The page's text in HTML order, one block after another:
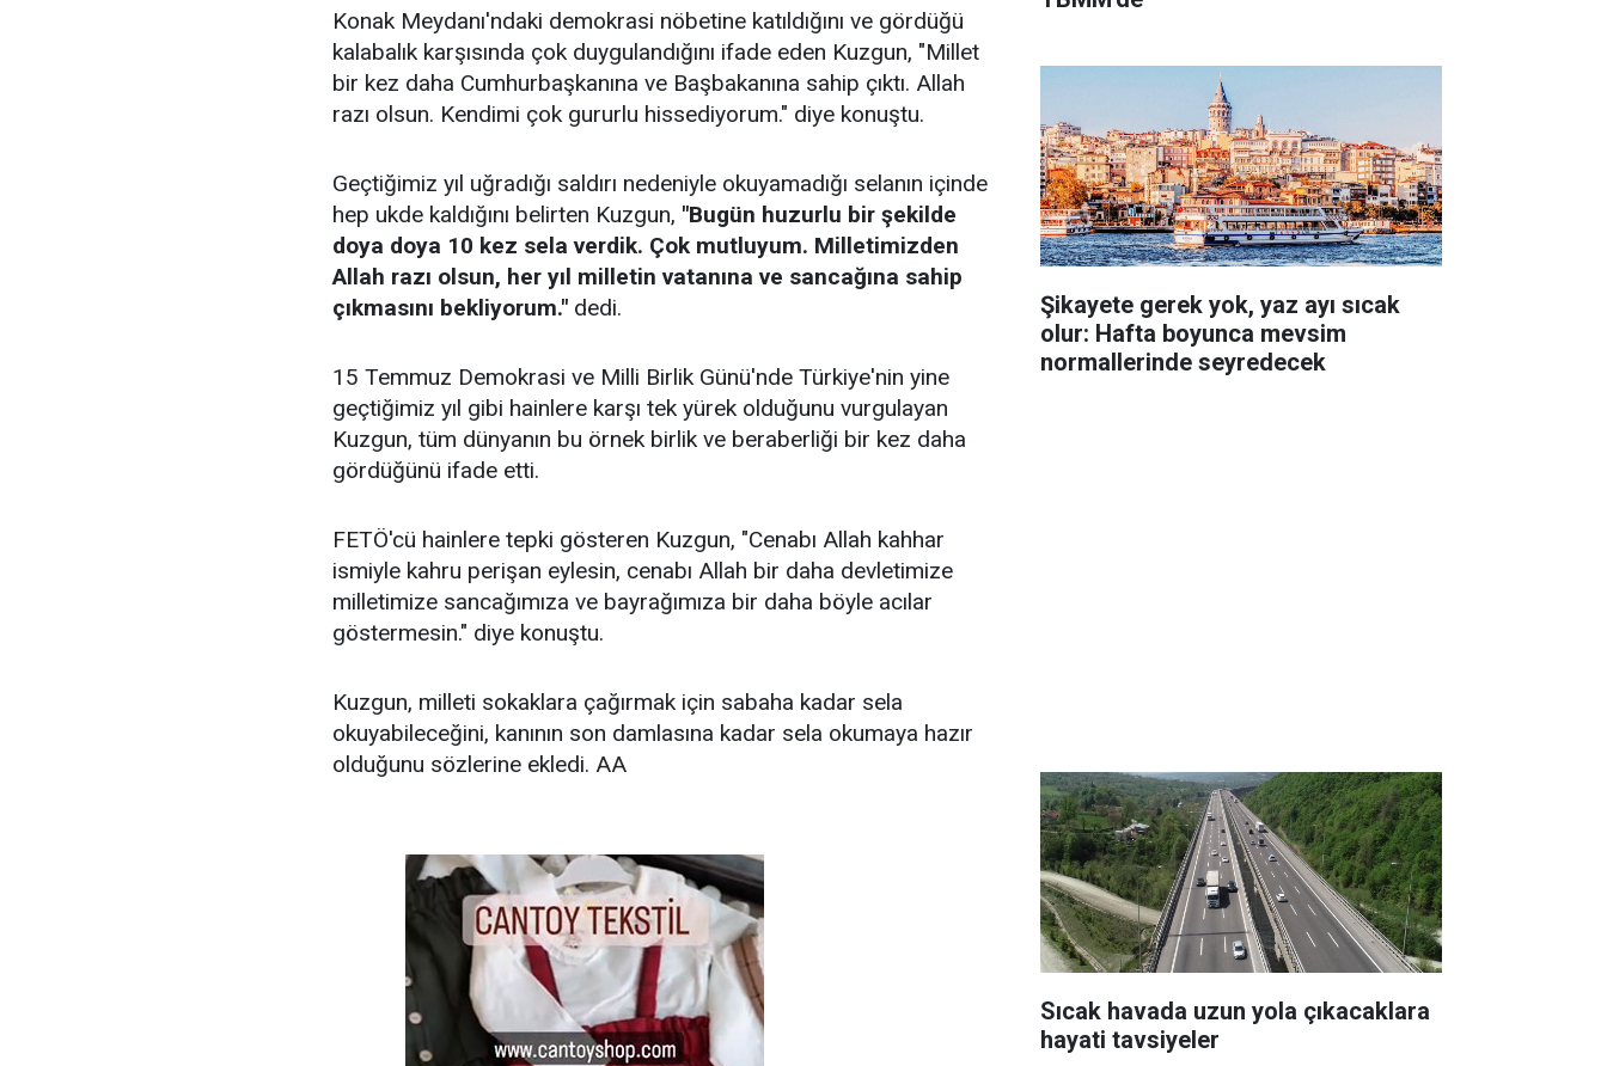
Konak Meydanı'ndaki demokrasi nöbetine katıldığını ve gördüğü
kalabalık karşısında çok duygulandığını ifade eden Kuzgun, "Millet
bir kez daha Cumhurbaşkanına ve Başbakanına sahip çıktı. Allah
razı olsun. Kendimi çok gururlu hissediyorum." diye konuştu.
Geçtiğimiz yıl uğradığı saldırı nedeniyle okuyamadığı selanın içinde
hep ukde kaldığını belirten Kuzgun, "Bugün huzurlu bir şekilde
doya doya 10 kez sela verdik. Çok mutluyum. Milletimizden
Allah razı olsun, her yıl milletin vatanına ve sancağına sahip
çıkmasını bekliyorum." dedi.
15 Temmuz Demokrasi ve Milli Birlik Günü'nde Türkiye'nin yine
geçtiğimiz yıl gibi hainlere karşı tek yürek olduğunu vurgulayan
Kuzgun, tüm dünyanın bu örnek birlik ve beraberliği bir kez daha
gördüğünü ifade etti.
FETÖ'cü hainlere tepki gösteren Kuzgun, "Cenabı Allah kahhar
ismiyle kahru perişan eylesin, cenabı Allah bir daha devletimize
milletimize sancağımıza ve bayrağımıza bir daha böyle acılar
göstermesin." diye konuştu.
Kuzgun, milleti sokaklara çağırmak için sabaha kadar sela
okuyabileceğini, kanının son damlasına kadar sela okumaya hazır
olduğunu sözlerine ekledi. AA
Şikayete gerek yok, yaz ayı sıcak
olur: Hafta boyunca mevsim
normallerinde seyredecek
Sıcak havada uzun yola çıkacaklara
hayati tavsiyeler